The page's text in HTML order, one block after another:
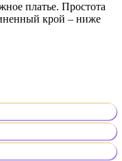
платье. Простота
крой – ниже